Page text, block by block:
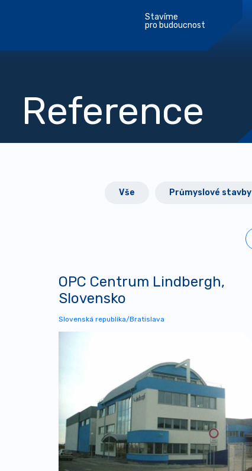
Stavíme
pro budoucnost
Reference
Vše Průmyslové stavby
OPC Centrum Lindbergh,
Slovensko
Slovenská republika/Bratislava